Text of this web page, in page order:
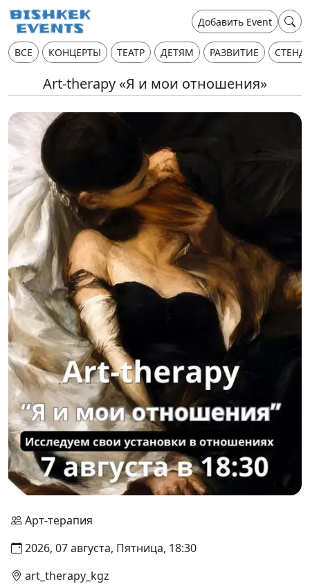
Добавить Event
ВСЕ КОНЦЕРТЫ ТЕАТР ДЕТЯМ РАЗВИТИЕ
Art-therapy «Я и мои отношения»
Арт-терапия
2026, 07 августа, Пятница, 18:30
art_therapy_kgz